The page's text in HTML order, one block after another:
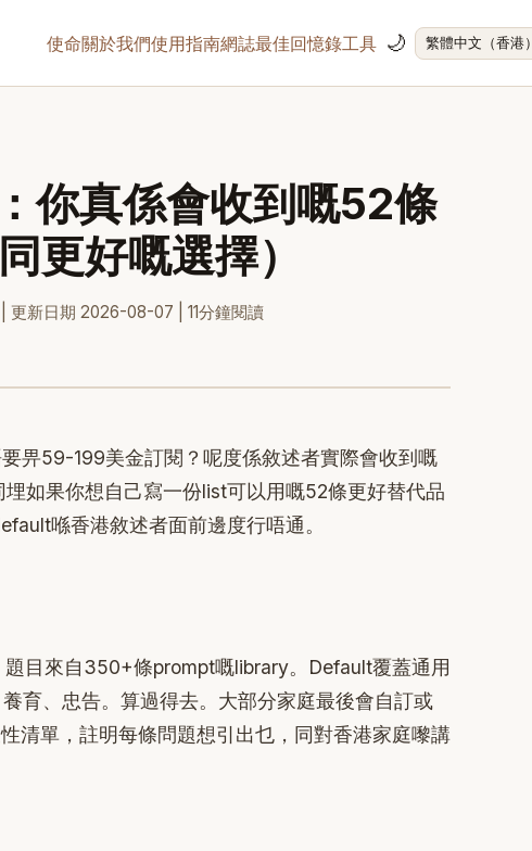
使命關於我們使用指南網誌最佳回憶錄工具 🌙 繁體中文（香港）
你真係會收到嘅52條
更好嘅選擇）
更新日期 2026-08-07 | 11分鐘閱讀
畀59-199美金訂閱？呢度係敘述者實際會收到嘅
如果你想自己寫一份list可以用嘅52條更好替代品
喺香港敘述者面前邊度行唔通。
目來自350+條prompt嘅library。Default覆蓋通用
育、忠告。算過得去。大部分家庭最後會自訂或
清單，註明每條問題想引出乜，同對香港家庭嚟講